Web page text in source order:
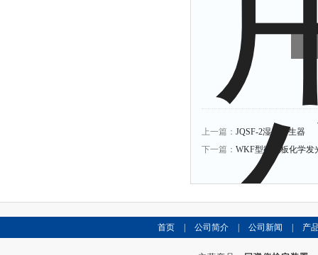
上一篇： JQSF-2湿度发生器
下一篇： WKF型微孔板化学发
首页 公司简介 公司新闻 产